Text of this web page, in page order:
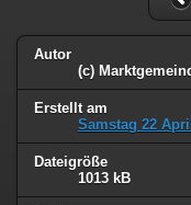
Autor
(c)
Erstellt am
Samstag 22
Dateigröße
1013 kB